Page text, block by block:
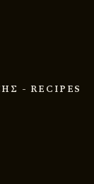
- RECIPES